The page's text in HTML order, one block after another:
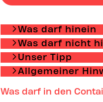
Was darf hinein
Was darf nicht
Unser Tipp
Allgemeiner
Was darf in den